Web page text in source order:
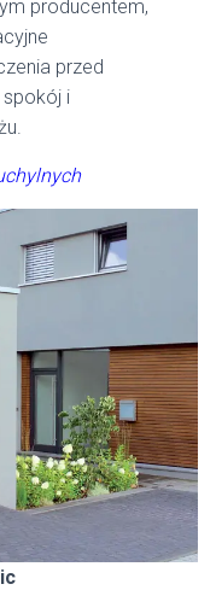
producentem,
przed
spokój i